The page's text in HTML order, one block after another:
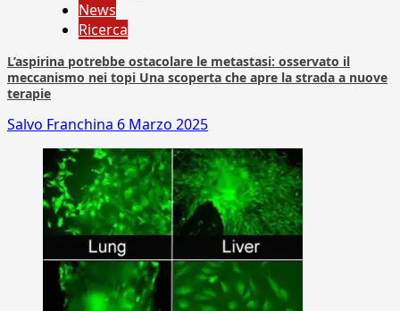
News
Ricerca
L’aspirina potrebbe ostacolare le metastasi: osservato il
meccanismo nei topi Una scoperta che apre la strada a nuove
terapie
Salvo Franchina 6 Marzo 2025